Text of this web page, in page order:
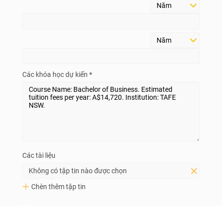
Các khóa học dự kiến *
Các tài liệu
Không có tập tin nào được chọn
Chèn thêm tập tin